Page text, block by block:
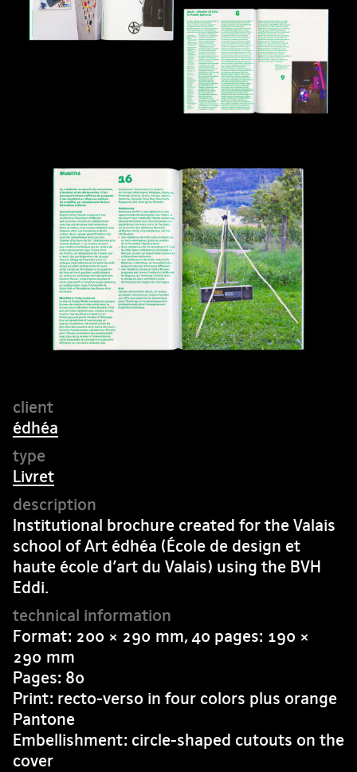
édhéa
Livret
Institutional brochure created for the Valais
school of Art édhéa (École de design et
haute école d’art du Valais) using the BVH
Eddi.
Format: 200 × 290 mm, 40 pages: 190 ×
290 mm
Pages: 80
Print: recto-verso in four colors plus orange
Pantone
Embellishment: circle-shaped cutouts on the
cover